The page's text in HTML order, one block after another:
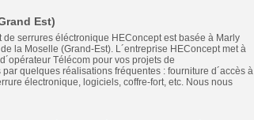
Est)
serrures éléctronique HEConcept est basée à Marly
la Moselle (Grand-Est). L´entreprise HEConcept met à
Télécom pour vos projets de
quelques réalisations fréquentes : fourniture d´accès à
électronique, logiciels, coffre-fort, etc. Nous nous